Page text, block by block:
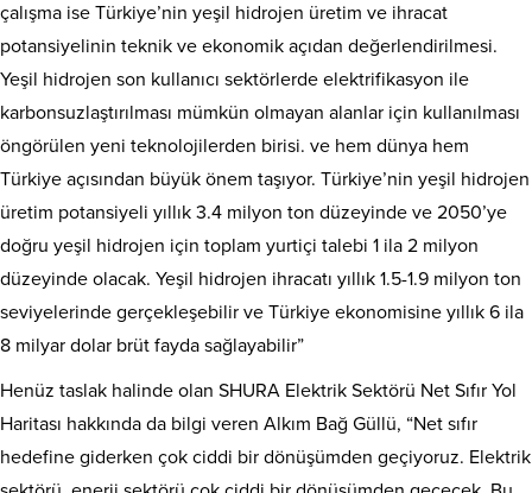
çalışma ise Türkiye’nin yeşil hidrojen üretim ve ihracat
potansiyelinin teknik ve ekonomik açıdan değerlendirilmesi.
Yeşil hidrojen son kullanıcı sektörlerde elektrifikasyon ile
karbonsuzlaştırılması mümkün olmayan alanlar için kullanılması
öngörülen yeni teknolojilerden birisi. ve hem dünya hem
Türkiye açısından büyük önem taşıyor. Türkiye’nin yeşil hidrojen
üretim potansiyeli yıllık 3.4 milyon ton düzeyinde ve 2050’ye
doğru yeşil hidrojen için toplam yurtiçi talebi 1 ila 2 milyon
düzeyinde olacak. Yeşil hidrojen ihracatı yıllık 1.5-1.9 milyon ton
seviyelerinde gerçekleşebilir ve Türkiye ekonomisine yıllık 6 ila
8 milyar dolar brüt fayda sağlayabilir”
Henüz taslak halinde olan SHURA Elektrik Sektörü Net Sıfır Yol
Haritası hakkında da bilgi veren Alkım Bağ Güllü, “Net sıfır
hedefine giderken çok ciddi bir dönüşümden geçiyoruz. Elektrik